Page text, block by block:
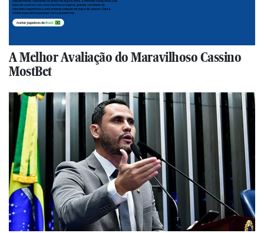
A Melhor Avaliação do Maravilhoso Cassino
MostBet